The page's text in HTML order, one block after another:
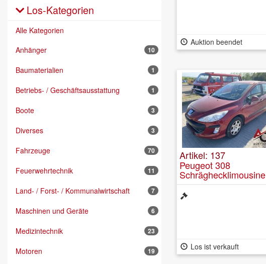
Los-Kategorien
Alle Kategorien
Anhänger
10
Baumaterialien 1
Betriebs- / Geschäftsausstattung 1
Boote 3
Diverses 3
Fahrzeuge 70
Feuerwehrtechnik 11
Land- / Forst- / Kommunalwirtschaft 7
Maschinen und Geräte 6
Medizintechnik 23
Motoren 19
Auktion beendet
Artikel: 137
Peugeot 308
Schräghecklimousine
Los ist verkauft